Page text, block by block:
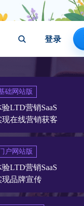
登录
础网站版
验LTD营销SaaS
现在线营销获客
户网站版
验LTD营销SaaS
现品牌宣传